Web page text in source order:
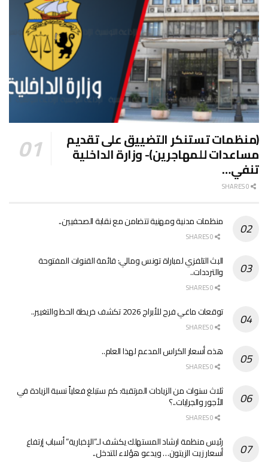
(منظمات تستنكر التضييق على تقديم
مساعدات للمهاجرين)- وزارة الداخلية
تنفي…
منظمات مدنية ومهنية تتضامن مع نقابة الصحفيين..
البث التلفزي لمباراة تونس ومالي: قائمة القنوات المفتوحة
والترددات..
توقعات ماغي فرح للأبراج 2026 تكشف خريطة الحظ والتغيير..
هذه أسعار الكراس المدعم لهذا العام..
ثلاث سنوات من الزيادات المرتقبة: كم ستبلغ فعلياً نسبة الزيادة في
الأجور والجرايات..؟
رئيس منظمة ارشاد المستهلك يكشف لـ”الإخبارية” أسباب إرتفاع
أسعار زيت الزيتون… ويدعو هؤلاء للتدخل..